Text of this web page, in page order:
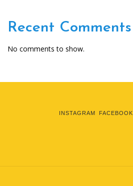
Recent Comments
No comments to show.
INSTAGRAM FACEBOOK